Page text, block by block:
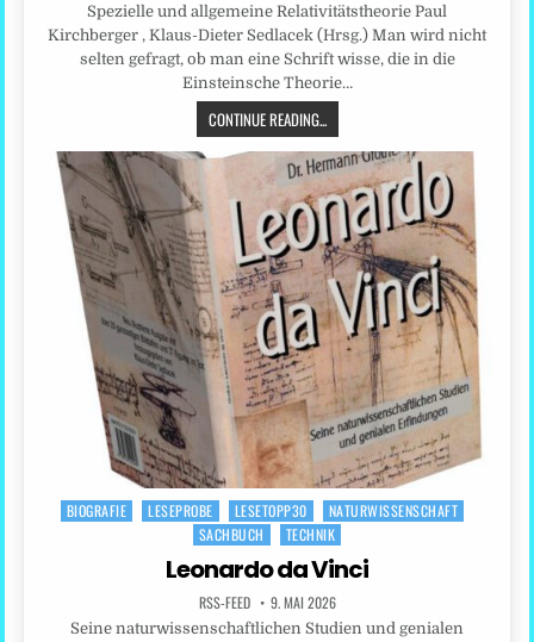
Spezielle und allgemeine Relativitätstheorie Paul
Kirchberger , Klaus-Dieter Sedlacek (Hrsg.) Man wird nicht
selten gefragt, ob man eine Schrift wisse, die in die
Einsteinsche Theorie…
CONTINUE READING...
Posted
BIOGRAFIE LESEPROBE LESETOPP30
NATURWISSENSCHAFT
SACHBUCH
TECHNIK
Leonardo da Vinci
RSS-FEED 9. MAI 2026
Seine naturwissenschaftlichen Studien und genialen